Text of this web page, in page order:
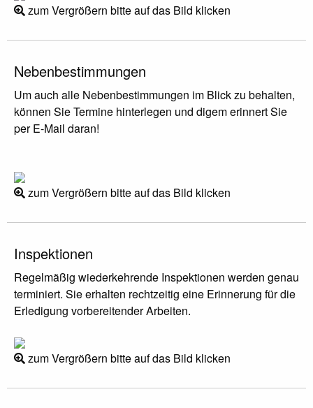
zum Vergrößern bitte auf das Bild klicken
Nebenbestimmungen
Um auch alle Nebenbestimmungen im Blick zu behalten,
können Sie Termine hinterlegen und digem erinnert Sie
per E-Mail daran!
zum Vergrößern bitte auf das Bild klicken
Inspektionen
Regelmäßig wiederkehrende Inspektionen werden genau
terminiert. Sie erhalten rechtzeitig eine Erinnerung für die
Erledigung vorbereitender Arbeiten.
zum Vergrößern bitte auf das Bild klicken